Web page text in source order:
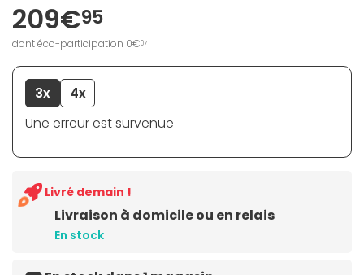
209€95
dont éco-participation 0€07
3x
4x
Une erreur est survenue
Livraison à domicile ou en relais
En stock
Livré demain !